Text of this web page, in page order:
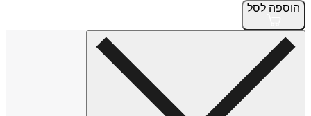
הוספה לסל